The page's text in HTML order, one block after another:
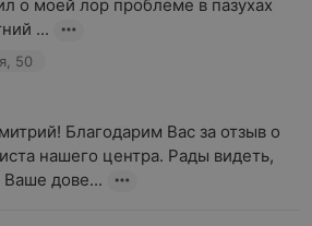
о моей лор проблеме в пазухах
...
50
Благодарим Вас за отзыв о
нашего центра. Рады видеть,
Ваше дове...